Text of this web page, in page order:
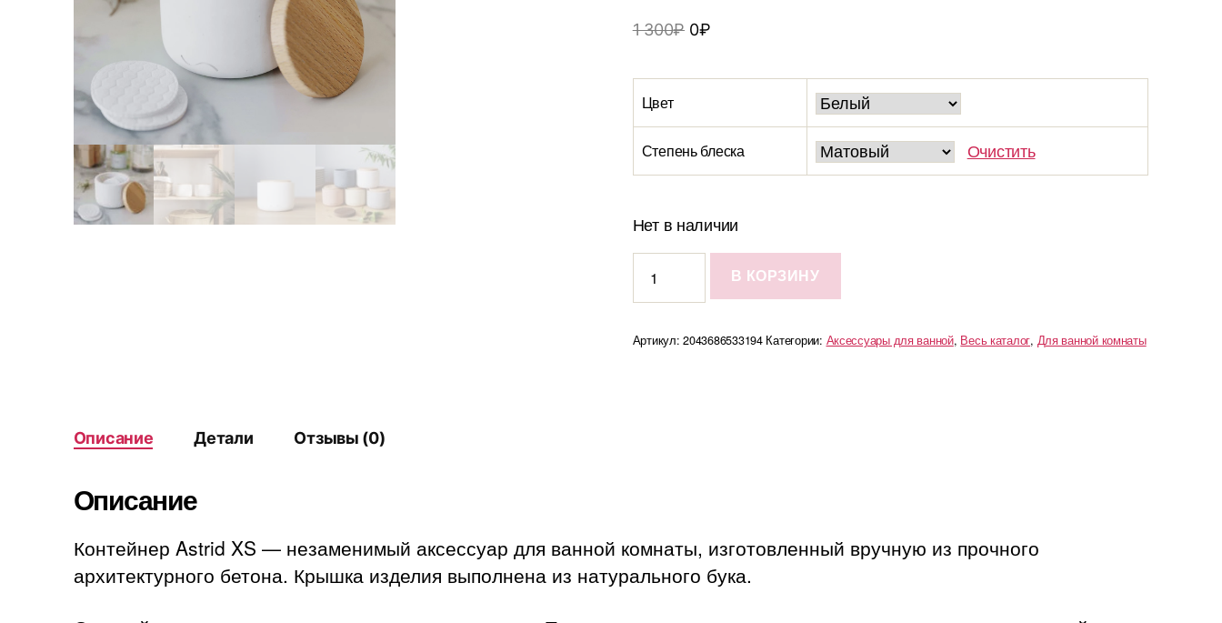
1 300₽ 0₽
Цвет
Степень блеска Очистить
Нет в наличии
Контейнер
Astrid
В КОРЗИНУ
Артикул:2043686533194 Категории: Аксессуары для ванной, Весь каталог, Для ванной комнаты
Описание Детали Отзывы (0)
Описание
Контейнер Astrid XS — незаменимый аксессуар для ванной комнаты, изготовленный вручную из прочного
архитектурного бетона. Крышка изделия выполнена из натурального бука.